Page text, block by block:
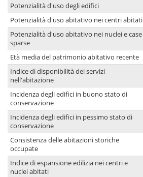
Potenzialità d'uso degli edifici
Potenzialità d'uso abitativo nei centri abitati
Potenzialità d'uso abitativo nei nuclei e case
sparse
Età media del patrimonio abitativo recente
Indice di disponibilità dei servizi
nell'abitazione
Incidenza degli edifici in buono stato di
conservazione
Incidenza degli edifici in pessimo stato di
conservazione
Consistenza delle abitazioni storiche
occupate
Indice di espansione edilizia nei centri e
nuclei abitati